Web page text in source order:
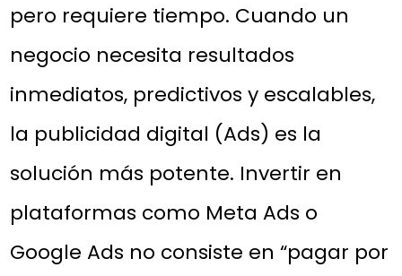
pero requiere tiempo. Cuando un
negocio necesita resultados
inmediatos, predictivos y escalables,
la publicidad digital (Ads) es la
solución más potente. Invertir en
plataformas como Meta Ads o
Google Ads no consiste en “pagar por